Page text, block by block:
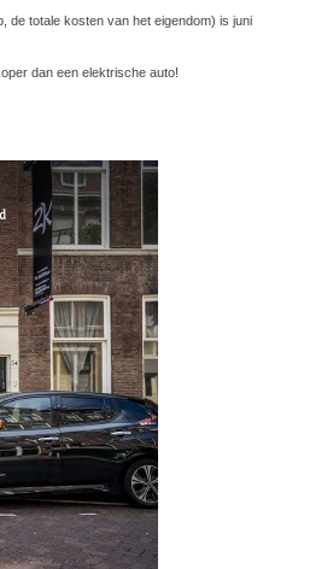
de totale kosten van het eigendom) is juni
dan een elektrische auto!